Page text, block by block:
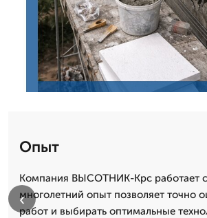
Опыт
Компания ВЫСОТНИК-Крс работает
многолетний опыт позволяет точно
работ и выбирать оптимальные
‹